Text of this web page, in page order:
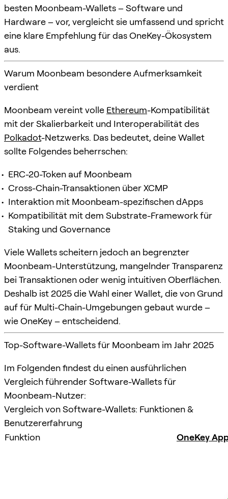
besten Moonbeam-Wallets – Software und
Hardware – vor, vergleicht sie umfassend und spricht
eine klare Empfehlung für das OneKey-Ökosystem
aus.
Warum Moonbeam besondere Aufmerksamkeit
verdient
Moonbeam vereint volle Ethereum-Kompatibilität
mit der Skalierbarkeit und Interoperabilität des
Polkadot-Netzwerks. Das bedeutet, deine Wallet
sollte Folgendes beherrschen:
ERC-20-Token auf Moonbeam
Cross-Chain-Transaktionen über XCMP
Interaktion mit Moonbeam-spezifischen dApps
Kompatibilität mit dem Substrate-Framework für
Staking und Governance
Viele Wallets scheitern jedoch an begrenzter
Moonbeam-Unterstützung, mangelnder Transparenz
bei Transaktionen oder wenig intuitiven Oberflächen.
Deshalb ist 2025 die Wahl einer Wallet, die von Grund
auf für Multi-Chain-Umgebungen gebaut wurde –
wie OneKey – entscheidend.
Top-Software-Wallets für Moonbeam im Jahr 2025
Im Folgenden findest du einen ausführlichen
Vergleich führender Software-Wallets für
Moonbeam-Nutzer:
Vergleich von Software-Wallets: Funktionen &
Benutzererfahrung
Funktion
OneKey